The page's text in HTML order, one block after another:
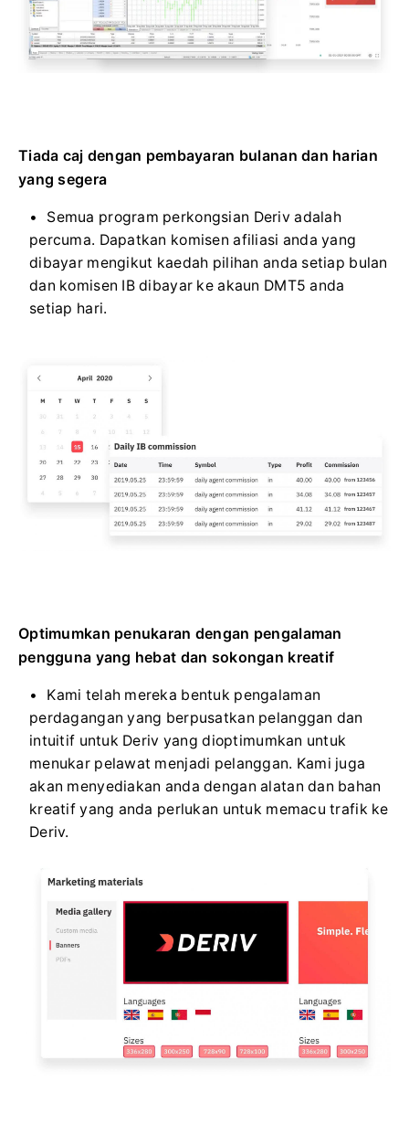
Tiada caj dengan pembayaran bulanan dan harian
yang segera
Semua program perkongsian Deriv adalah
percuma. Dapatkan komisen afiliasi anda yang
dibayar mengikut kaedah pilihan anda setiap bulan
dan komisen IB dibayar ke akaun DMT5 anda
setiap hari.
Optimumkan penukaran dengan pengalaman
pengguna yang hebat dan sokongan kreatif
Kami telah mereka bentuk pengalaman
perdagangan yang berpusatkan pelanggan dan
intuitif untuk Deriv yang dioptimumkan untuk
menukar pelawat menjadi pelanggan. Kami juga
akan menyediakan anda dengan alatan dan bahan
kreatif yang anda perlukan untuk memacu trafik ke
Deriv.